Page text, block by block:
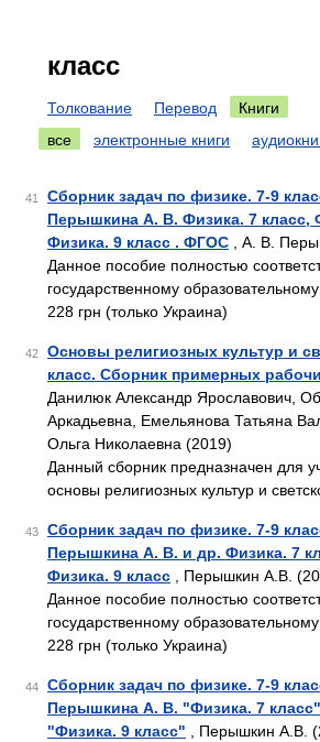
класс
Толкование Перевод
Книги
все
электронные книги
41
Сборник задач по физике. 7-9
Перышкина А. В. Физика. 7 класс,
Физика. 9 класс . ФГОС , А. В.
Данное пособие полностью
государственному
228 грн (только Украина)
42
Основы религиозных культур и
класс. Сборник примерных
Данилюк Александр Ярославович,
Аркадьевна, Емельянова Татьяна
Ольга Николаевна (2019)
Данный сборник предназначен для
основы религиозных культур и
43
Сборник задач по физике. 7-9
Перышкина А. В. и др. Физика. 7
Физика. 9 класс , Перышкин А.В.
Данное пособие полностью
государственному
228 грн (только Украина)
44
Сборник задач по физике. 7-9
Перышкина А. В. "Физика. 7
"Физика. 9 класс" , Перышкин А.В.